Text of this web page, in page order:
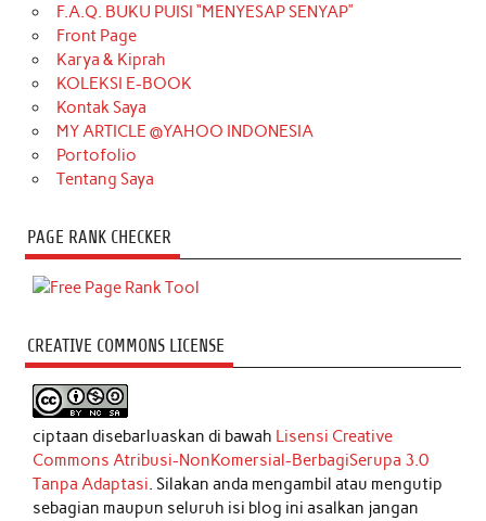
F.A.Q. BUKU PUISI “MENYESAP SENYAP”
Front Page
Karya & Kiprah
KOLEKSI E-BOOK
Kontak Saya
MY ARTICLE @YAHOO INDONESIA
Portofolio
Tentang Saya
PAGE RANK CHECKER
CREATIVE COMMONS LICENSE
ciptaan disebarluaskan di bawah Lisensi Creative
Commons Atribusi-NonKomersial-BerbagiSerupa 3.0
Tanpa Adaptasi. Silakan anda mengambil atau mengutip
sebagian maupun seluruh isi blog ini asalkan jangan